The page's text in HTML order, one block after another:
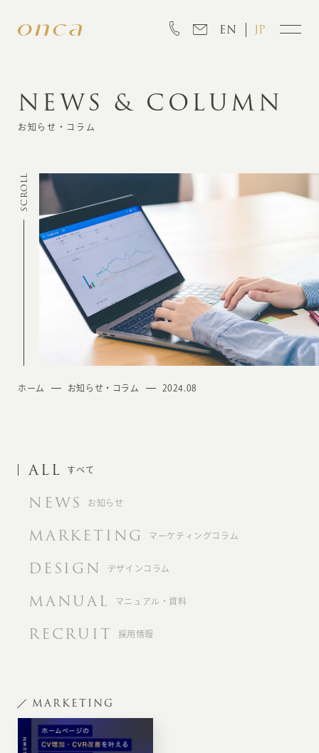
EN JP
INFORMATION
CREATION
MARKETING
NEWS & COLUMN
お知らせ・コラム
SCROLL
ホーム お知らせ・コラム 2024.08
ALL すべて
NEWS お知らせ
MARKETING マーケティングコラム
DESIGN デザインコラム
MANUAL マニュアル・資料
RECRUIT 採用情報
MARKETING